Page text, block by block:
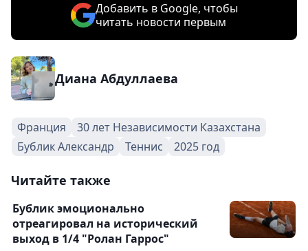
Добавить в Google, чтобы
читать новости первым
Диана Абдуллаева
Франция
30 лет Независимости Казахстана
Бублик Александр
Теннис 2025 год
Читайте также
Бублик эмоционально
отреагировал на исторический
выход в 1/4 "Ролан Гаррос"